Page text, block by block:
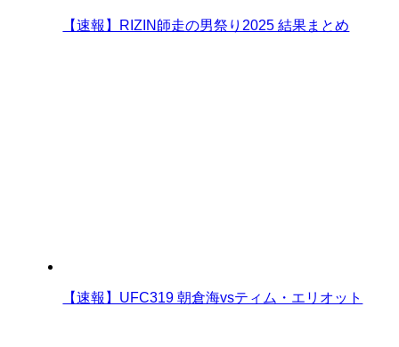
【速報】RIZIN師走の男祭り2025 結果まとめ
【速報】UFC319 朝倉海vsティム・エリオット